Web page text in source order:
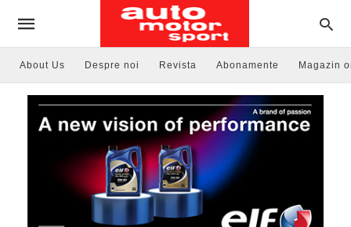
About Us Despre noi Revista Abonamente Magazin